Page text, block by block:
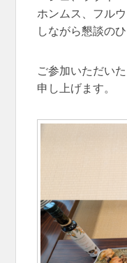
ホンムス、フル
しながら懇談の
ご参加いただい
申し上げます。